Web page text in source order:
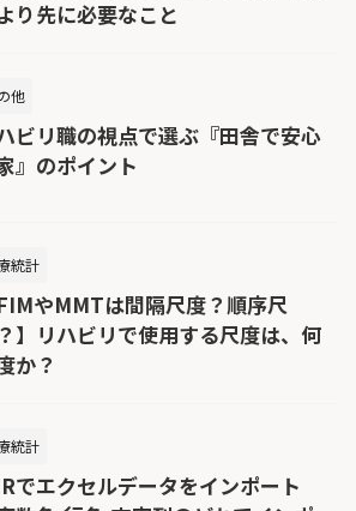
り先に必要なこと
他
ビリ職の視点で選ぶ『田舎で安心
』のポイント
統計
FIMやMMTは間隔尺度？順序尺
】リハビリで使用する尺度は、何
か？
統計
でエクセルデータをインポート